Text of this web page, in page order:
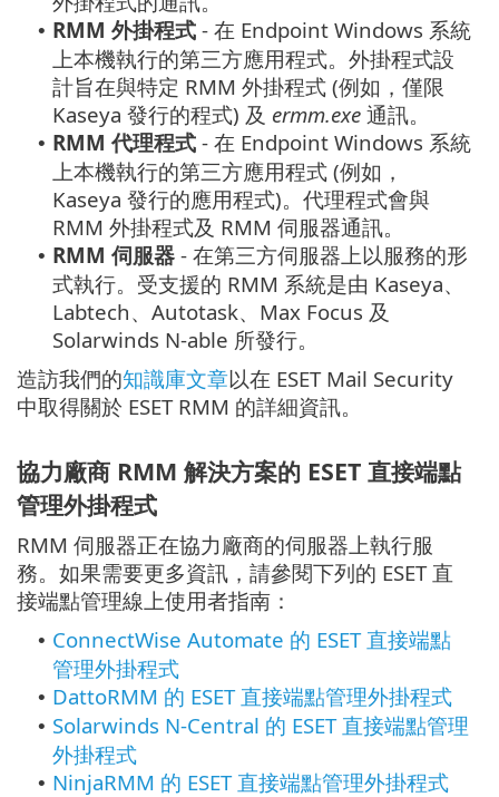
• RMM 外掛程式 - 在 Endpoint Windows 系統
上本機執行的第三方應用程式。外掛程式設
計旨在與特定 RMM 外掛程式 (例如，僅限
Kaseya 發行的程式) 及 ermm.exe 通訊。
• RMM 代理程式 - 在 Endpoint Windows 系統
上本機執行的第三方應用程式 (例如，
Kaseya 發行的應用程式)。代理程式會與
RMM 外掛程式及 RMM 伺服器通訊。
• RMM 伺服器 - 在第三方伺服器上以服務的形
式執行。受支援的 RMM 系統是由 Kaseya、
Labtech、Autotask、Max Focus 及
Solarwinds N-able 所發行。
造訪我們的知識庫文章以在 ESET Mail Security
中取得關於 ESET RMM 的詳細資訊。
協力廠商 RMM 解決方案的 ESET 直接端點
管理外掛程式
RMM 伺服器正在協力廠商的伺服器上執行服
務。如果需要更多資訊，請參閱下列的 ESET 直
接端點管理線上使用者指南：
• ConnectWise Automate 的 ESET 直接端點
管理外掛程式
• DattoRMM 的 ESET 直接端點管理外掛程式
• Solarwinds N-Central 的 ESET 直接端點管理
外掛程式
• NinjaRMM 的 ESET 直接端點管理外掛程式